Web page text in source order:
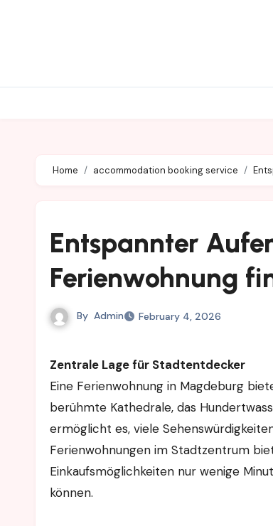
Home accommodation booking service
Entspannter
Ferienwohnung
By Admin February 4, 2026
Zentrale Lage für Stadtentdecker
Eine Ferienwohnung in Magdeburg
berühmte Kathedrale, das
ermöglicht es, viele
Ferienwohnungen im Stadtzentrum
Einkaufsmöglichkeiten nur wenige
können.